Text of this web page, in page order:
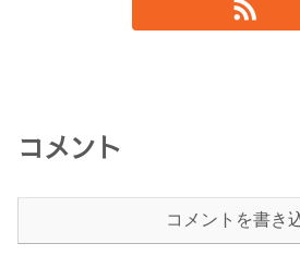
コメント
コメントを書き